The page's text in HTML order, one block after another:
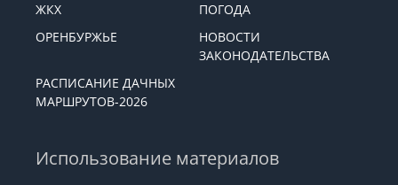
ЖКХ
ПОГОДА
ОРЕНБУРЖЬЕ
НОВОСТИ
ЗАКОНОДАТЕЛЬСТВА
РАСПИСАНИЕ ДАЧНЫХ
МАРШРУТОВ-2026
Использование материалов